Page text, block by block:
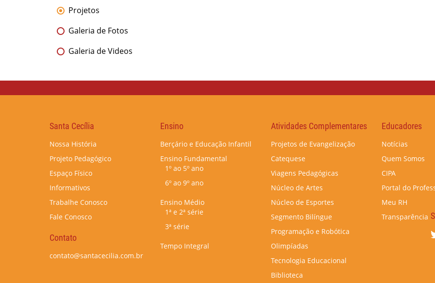
Projetos
Galeria de Fotos
Galeria de Videos
Santa Cecília
Nossa História
Projeto Pedagógico
Espaço Físico
Informativos
Trabalhe Conosco
Fale Conosco
Contato
contato@santacecilia.com.br
Ensino
Berçário e Educação Infantil
Ensino Fundamental
1º ao 5º ano
6º ao 9º ano
Ensino Médio
1ª e 2ª série
3ª série
Tempo Integral
Atividades Complementares
Projetos de Evangelização
Catequese
Viagens Pedagógicas
Núcleo de Artes
Núcleo de Esportes
Segmento Bilíngue
Programação e Robótica
Olimpíadas
Tecnologia Educacional
Biblioteca
Educadores
Notícias
Quem Somos
CIPA
Portal do
Meu RH
Transparência